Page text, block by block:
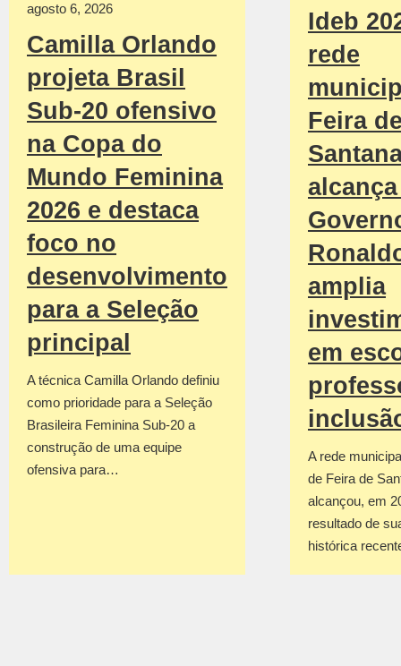
agosto 6, 2026
Camilla Orlando
projeta Brasil
Sub-20 ofensivo
na Copa do
Mundo Feminina
2026 e destaca
foco no
desenvolvimento
para a Seleção
principal
A técnica Camilla Orlando definiu
como prioridade para a Seleção
Brasileira Feminina Sub-20 a
construção de uma equipe
ofensiva para…
Ideb
rede
Feira
amplia
em
A rede
de Feira de
alcançou, em
resultado de
histórica